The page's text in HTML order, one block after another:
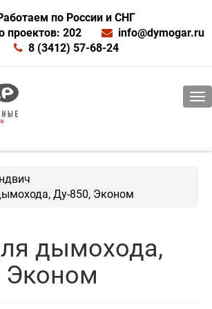
по России и СНГ
проектов: 202
info@dymogar.ru
8 (3412) 57-68-24
Ду-850, Эконом
дымохода,
Эконом